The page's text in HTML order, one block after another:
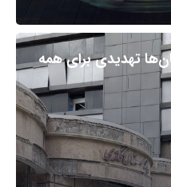
تهدیدی برای همه